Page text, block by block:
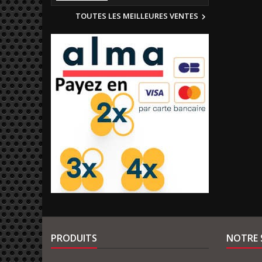
TOUTES LES MEILLEURES VENTES 
PRODUITS NOTRE